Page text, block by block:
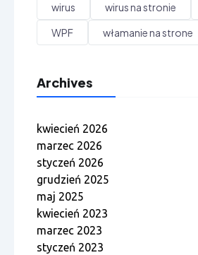
wirus
wirus na stronie
WPF
włamanie na strone
Archives
kwiecień 2026
marzec 2026
styczeń 2026
grudzień 2025
maj 2025
kwiecień 2023
marzec 2023
styczeń 2023